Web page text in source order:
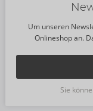
Um unseren
Onlineshop an.
Sie